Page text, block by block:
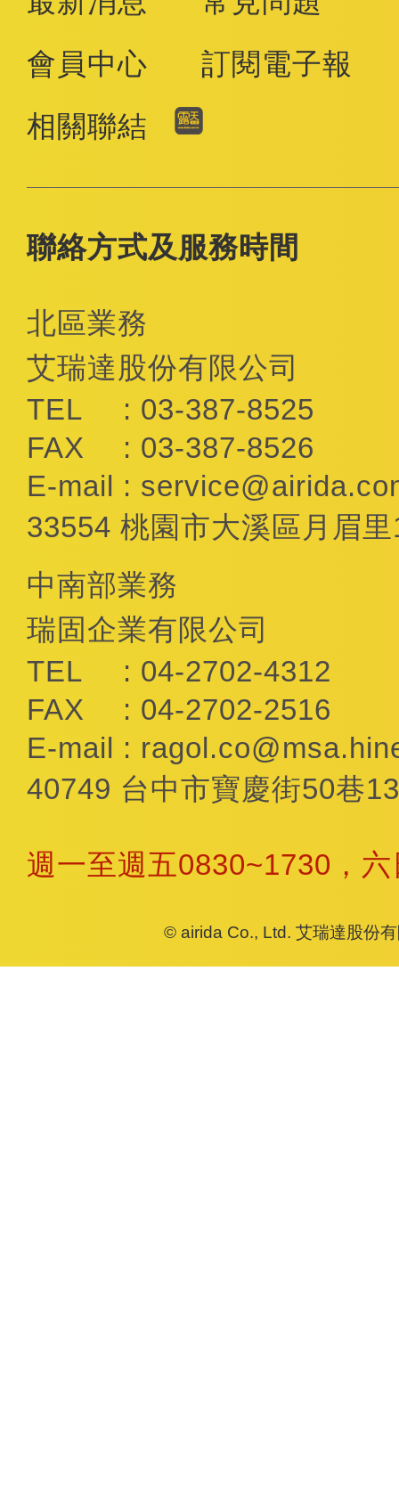
會員中心
訂閱電子報
相關聯結
聯絡方式及服務時間
北區業務
艾瑞達股份有限公司
TEL
: 03-387-8525
FAX
: 03-387-8526
E-mail :
33554 桃園市大溪區月眉
中南部業務
瑞固企業有限公司
TEL
: 04-2702-4312
FAX
: 04-2702-2516
E-mail :
40749 台中市寶慶街50巷
週一至週五0830~1730，
© airida Co., Ltd. 艾瑞達股份